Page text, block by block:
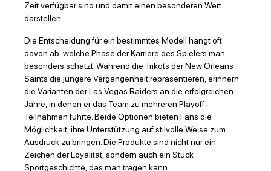
Zeit verfügbar sind und damit einen besonderen Wert
darstellen.
Die Entscheidung für ein bestimmtes Modell hängt oft
davon ab, welche Phase der Karriere des Spielers man
besonders schätzt. Während die Trikots der New Orleans
Saints die jüngere Vergangenheit repräsentieren, erinnern
die Varianten der Las Vegas Raiders an die erfolgreichen
Jahre, in denen er das Team zu mehreren Playoff-
Teilnahmen führte. Beide Optionen bieten Fans die
Möglichkeit, ihre Unterstützung auf stilvolle Weise zum
Ausdruck zu bringen. Die Produkte sind nicht nur ein
Zeichen der Loyalität, sondern auch ein Stück
Sportgeschichte, das man tragen kann.